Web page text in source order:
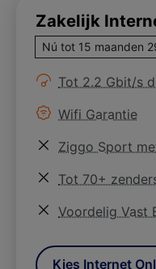
Zakelijk
Nú tot 15 maanden
Meer
Tot 2.2 Gbit/s
Meer informatie
Wifi Garantie
Meer
Ziggo Sport
Meer
Tot 70+
Meer
Voordelig Vast
Kies Internet